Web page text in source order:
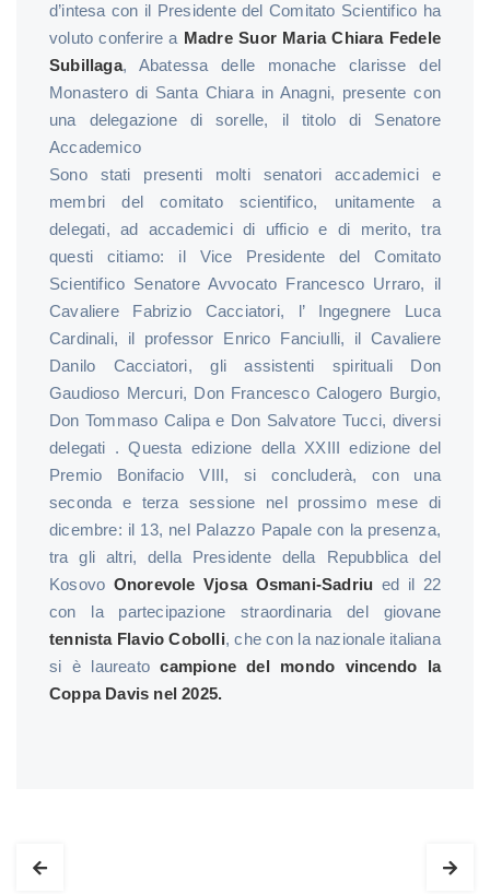
d’intesa con il Presidente del Comitato Scientifico ha
voluto conferire a Madre Suor Maria Chiara Fedele
Subillaga, Abatessa delle monache clarisse del
Monastero di Santa Chiara in Anagni, presente con
una delegazione di sorelle, il titolo di Senatore
Accademico
Sono stati presenti molti senatori accademici e
membri del comitato scientifico, unitamente a
delegati, ad accademici di ufficio e di merito, tra
questi citiamo: il Vice Presidente del Comitato
Scientifico Senatore Avvocato Francesco Urraro, il
Cavaliere Fabrizio Cacciatori, l’ Ingegnere Luca
Cardinali, il professor Enrico Fanciulli, il Cavaliere
Danilo Cacciatori, gli assistenti spirituali Don
Gaudioso Mercuri, Don Francesco Calogero Burgio,
Don Tommaso Calipa e Don Salvatore Tucci, diversi
delegati . Questa edizione della XXIII edizione del
Premio Bonifacio VIII, si concluderà, con una
seconda e terza sessione nel prossimo mese di
dicembre: il 13, nel Palazzo Papale con la presenza,
tra gli altri, della Presidente della Repubblica del
Kosovo Onorevole Vjosa Osmani-Sadriu ed il 22
con la partecipazione straordinaria del giovane
tennista Flavio Cobolli, che con la nazionale italiana
si è laureatocampione del mondo vincendo la
Coppa Davis nel 2025.